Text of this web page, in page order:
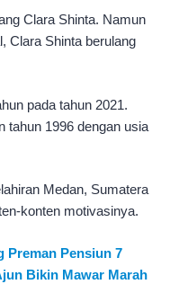
Clara Shinta. Namun
Clara Shinta berulang
pada tahun 2021.
tahun 1996 dengan usia
Medan, Sumatera
konten motivasinya.
Preman Pensiun 7
Bikin Mawar Marah